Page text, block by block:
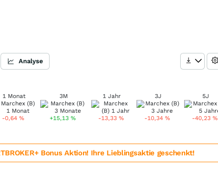
Analyse
1 Monat
-0,64%
3M
+15,13%
1 Jahr
-13,33 %
3J
-10,34%
5J
-40,23%
Bonus Aktion! Ihre Lieblingsaktie geschenkt!